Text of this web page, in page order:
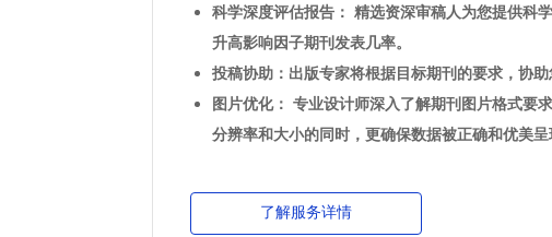
科学深度评估报告： 精选资深审稿人为您提供科
升高影响因子期刊发表几率。
投稿协助：出版专家将根据目标期刊的要求，协助
图片优化： 专业设计师深入了解期刊图片格式要
分辨率和大小的同时，更确保数据被正确和优美呈
了解服务详情